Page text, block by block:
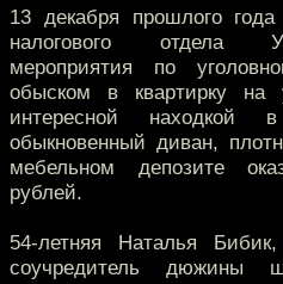
13 декабря прошлого года
налогового отдела
мероприятия по
обыском в квартирку на
интересной
обыкновенный диван,
мебельном депозите
рублей.
54-летняя Наталья
соучредитель дюжины